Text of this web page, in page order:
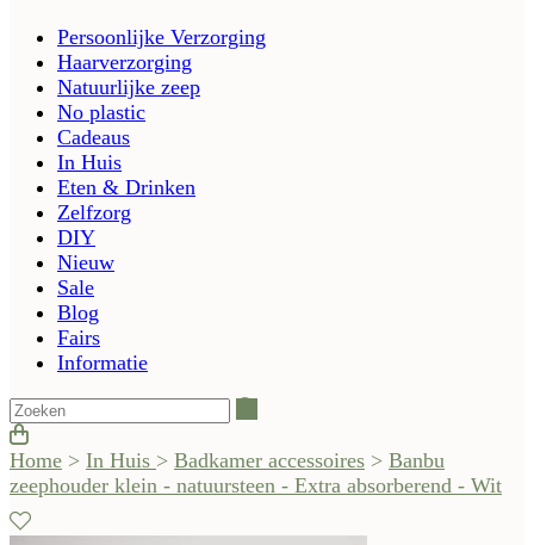
Persoonlijke Verzorging
Haarverzorging
Natuurlijke zeep
No plastic
Cadeaus
In Huis
Eten & Drinken
Zelfzorg
DIY
Nieuw
Sale
Blog
Fairs
Informatie
Home > In Huis > Badkamer accessoires > Banbu
zeephouder klein - natuursteen - Extra absorberend - Wit